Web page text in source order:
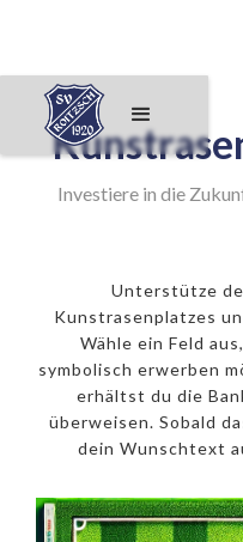
Investiere in die
Unterstütze
Kunstrasenplatzes
Wähle ein Feld
symbolisch erwerben
erhältst du die
überweisen. Sobald
dein Wunschtext